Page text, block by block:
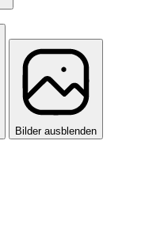
Bilder ausblenden